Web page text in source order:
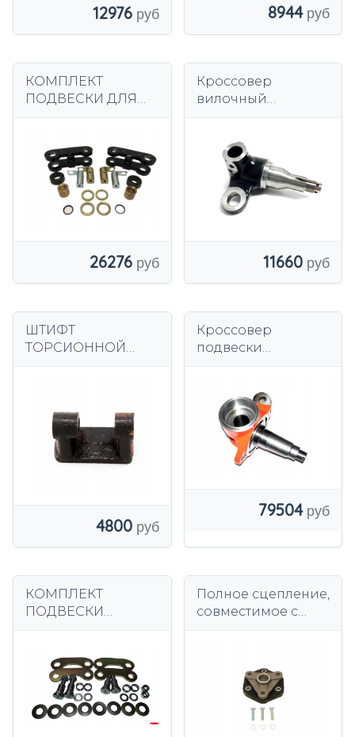
12976 8944
КОМПЛЕКТ
ПОДВЕСКИ ДЛЯ
NISSAN D02S II
26276
Кроссовер
вилочный
11660
ШТИФТ
ТОРСИОННОЙ
4800
Кроссовер
подвески
79504
КОМПЛЕКТ
ПОДВЕСКИ
TOYOTA 8 10 - 15
Полное сцепление,
совместимое с